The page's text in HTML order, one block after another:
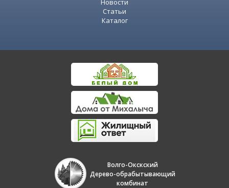
Новости
Статьи
Каталог
Волго-Окскский
Дерево-обрабытывающий
комбинат